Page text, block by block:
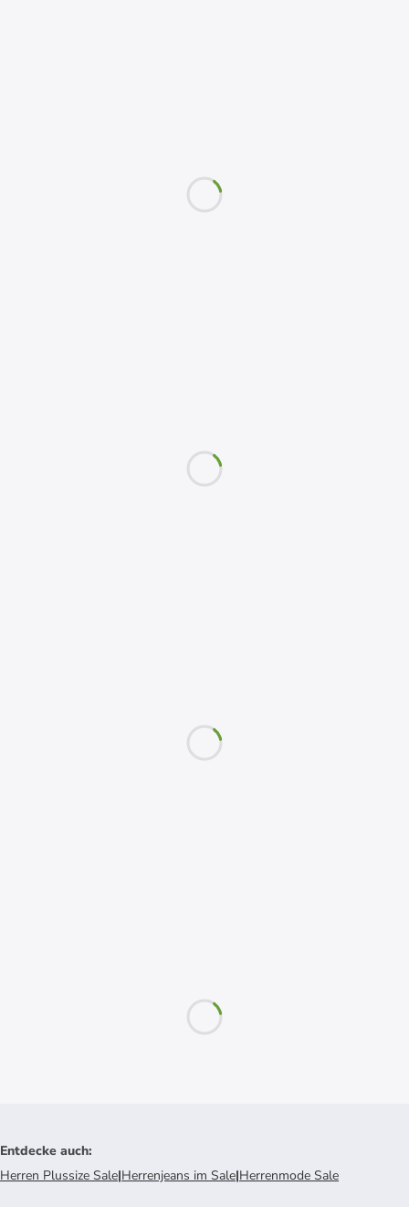
Entdecke auch:
Herren Plussize Sale|Herrenjeans im Sale|Herrenmode Sale